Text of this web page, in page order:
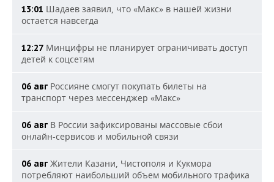
13:01 Шадаев заявил, что «Макс» в нашей жизни
остается навсегда
12:27 Минцифры не планирует ограничивать доступ
детей к соцсетям
06 авг Россияне смогут покупать билеты на
транспорт через мессенджер «Макс»
06 авг В России зафиксированы массовые сбои
онлайн-сервисов и мобильной связи
06 авг Жители Казани, Чистополя и Кукмора
потребляют наибольший объем мобильного трафика